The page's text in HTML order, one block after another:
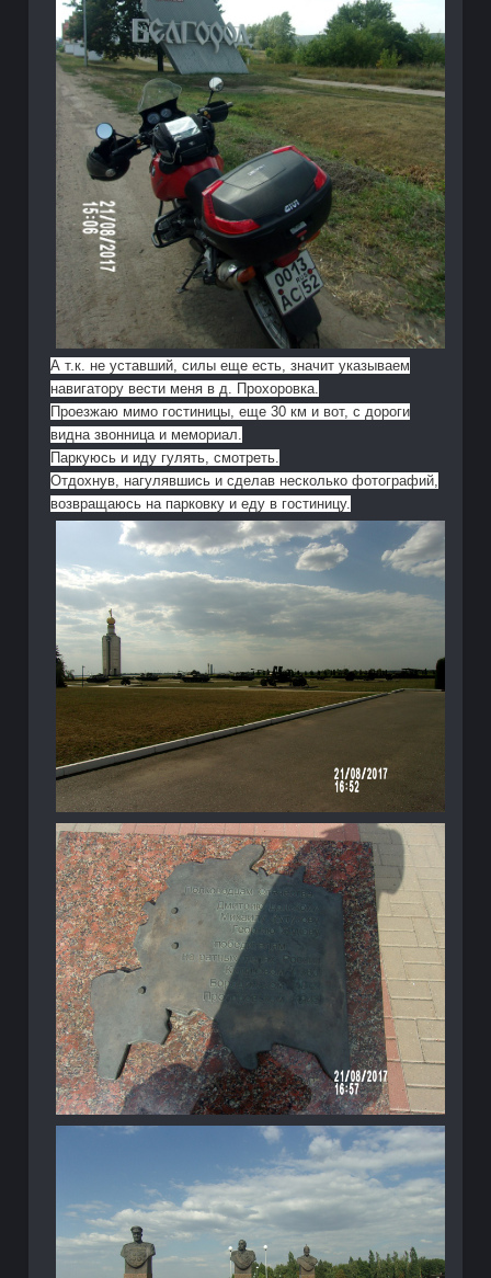
А т.к. не уставший, силы еще есть, значит указываем
навигатору вести меня в д. Прохоровка.
Проезжаю мимо гостиницы, еще 30 км и вот, с дороги
видна звонница и мемориал.
Паркуюсь и иду гулять, смотреть.
Отдохнув, нагулявшись и сделав несколько фотографий,
возвращаюсь на парковку и еду в гостиницу.